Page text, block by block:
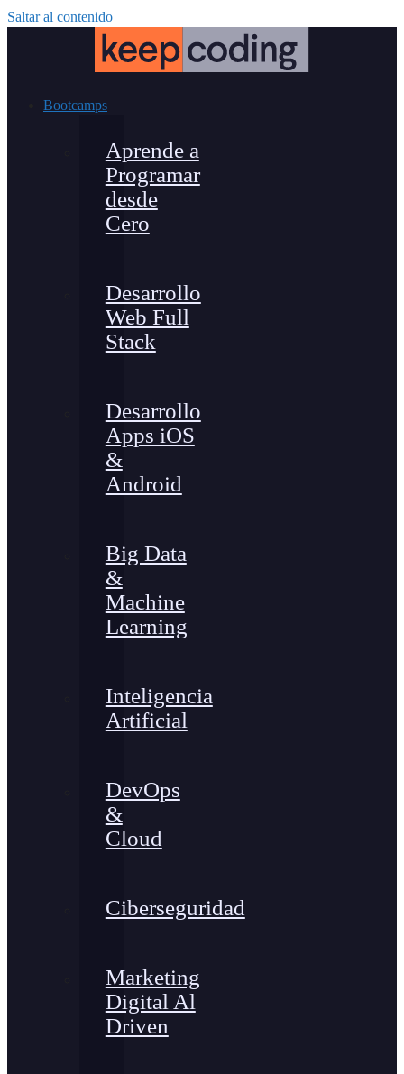
Saltar al contenido
Bootcamps
Aprende a
Programar
desde
Cero
Desarrollo
Web Full
Stack
Desarrollo
Apps iOS
&
Android
Big Data
&
Machine
Learning
Inteligencia
Artificial
DevOps
&
Cloud
Ciberseguridad
Marketing
Digital Al
Driven